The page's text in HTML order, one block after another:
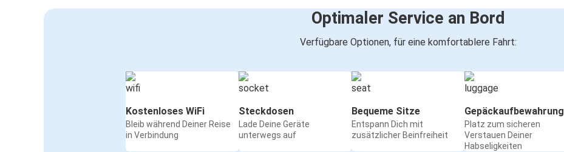
Optimaler Service an Bord
Verfügbare Optionen, für eine komfortablere Fahrt:
Kostenloses WiFi
Bleib während Deiner Reise
in Verbindung
Steckdosen
Lade Deine Geräte
unterwegs auf
Bequeme Sitze
Entspann Dich mit
zusätzlicher Beinfreiheit
Gepäckaufbewahrung
Platz zum sicheren
Verstauen Deiner
Habseligkeiten